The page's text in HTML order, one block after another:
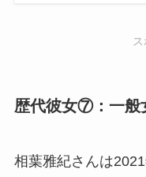
歴代彼女⑦：一般
相葉雅紀さんは